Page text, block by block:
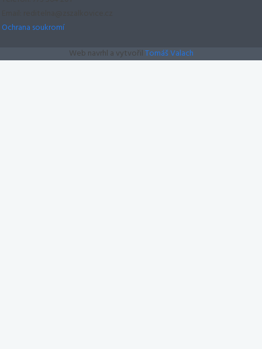
Ochrana soukromí
Web navrhl a vytvořilTomáš Valach